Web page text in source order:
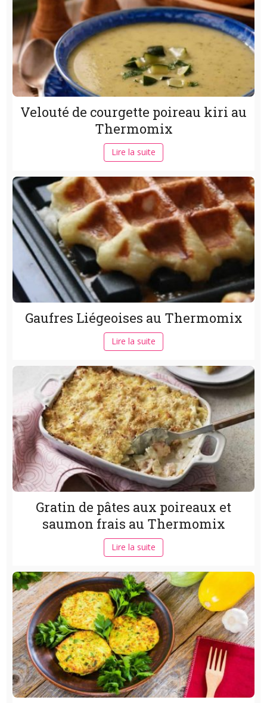
Velouté de courgette poireau kiri au
Thermomix
Lire la suite
Gaufres Liégeoises au Thermomix
Lire la suite
Gratin de pâtes aux poireaux et
saumon frais au Thermomix
Lire la suite